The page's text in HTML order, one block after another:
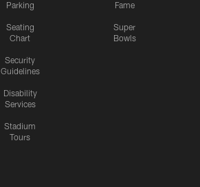
Parking
Seating
Chart
Security
Guidelines
Disability
Services
Stadium
Tours
Fame
Super
Bowls